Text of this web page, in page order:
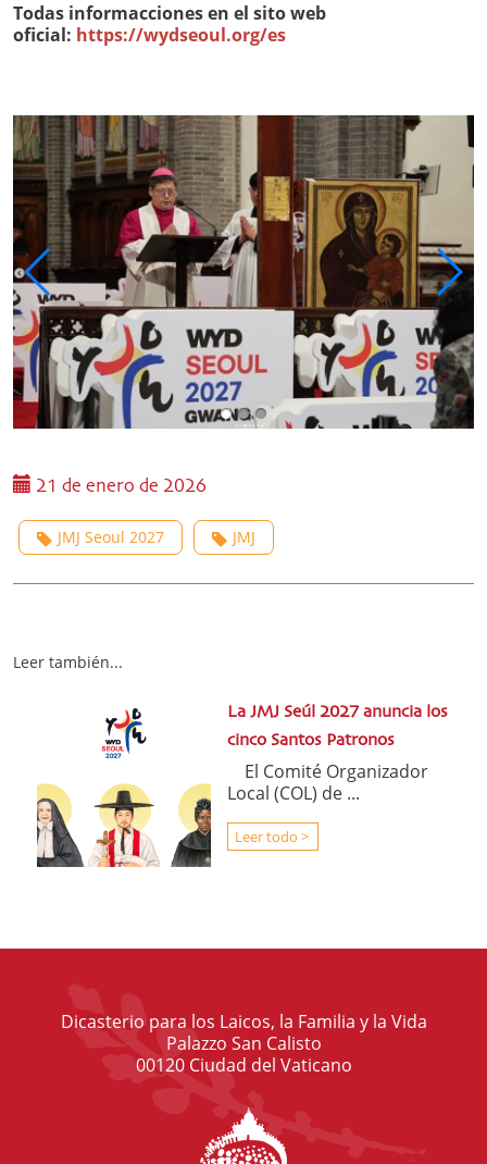
Todas informacciones en el sito web
oficial: https://wydseoul.org/es
21 de enero de 2026
JMJ Seoul 2027 JMJ
Leer también...
La JMJ Seúl 2027 anuncia los
cinco Santos Patronos
El Comité Organizador
Local (COL) de ...
Leer todo >
Dicasterio para los Laicos, la Familia y la Vida
Palazzo San Calisto
00120 Ciudad del Vaticano